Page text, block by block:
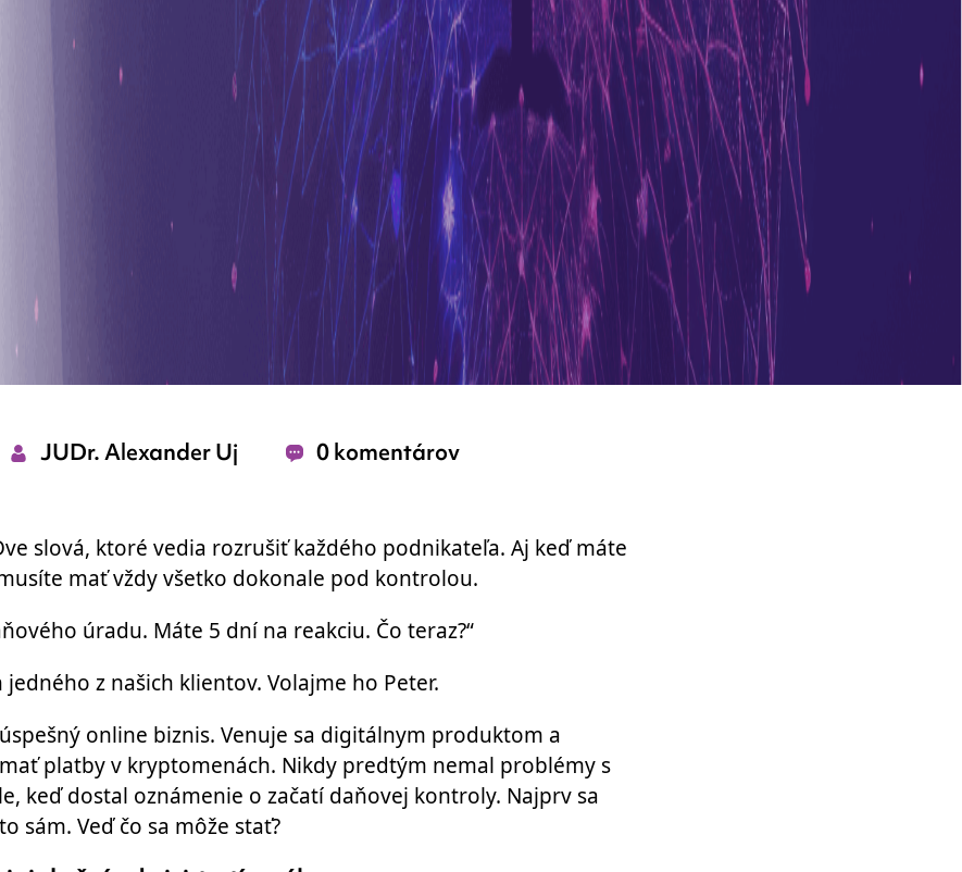
JUDr. Alexander Uj 0 komentárov
slová, ktoré vedia rozrušiť každého podnikateľa. Aj keď máte
mať vždy všetko dokonale pod kontrolou.
úradu. Máte 5 dní na reakciu. Čo teraz?“
jedného z našich klientov. Volajme ho Peter.
online biznis. Venuje sa digitálnym produktom a
platby v kryptomenách. Nikdy predtým nemal problémy s
keď dostal oznámenie o začatí daňovej kontroly. Najprv sa
sám. Veď čo sa môže stať?